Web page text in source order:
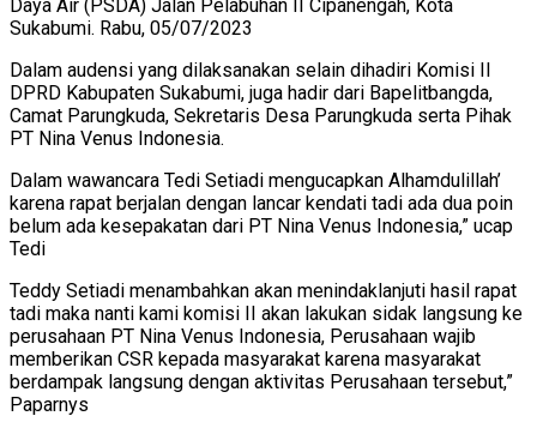
Daya Air (PSDA) Jalan Pelabuhan II Cipanengah, Kota
Sukabumi. Rabu, 05/07/2023
Dalam audensi yang dilaksanakan selain dihadiri Komisi II
DPRD Kabupaten Sukabumi, juga hadir dari Bapelitbangda,
Camat Parungkuda, Sekretaris Desa Parungkuda serta Pihak
PT Nina Venus Indonesia.
Dalam wawancara Tedi Setiadi mengucapkan Alhamdulillah’
karena rapat berjalan dengan lancar kendati tadi ada dua poin
belum ada kesepakatan dari PT Nina Venus Indonesia,” ucap
Tedi
Teddy Setiadi menambahkan akan menindaklanjuti hasil rapat
tadi maka nanti kami komisi II akan lakukan sidak langsung ke
perusahaan PT Nina Venus Indonesia, Perusahaan wajib
memberikan CSR kepada masyarakat karena masyarakat
berdampak langsung dengan aktivitas Perusahaan tersebut,”
Paparnys